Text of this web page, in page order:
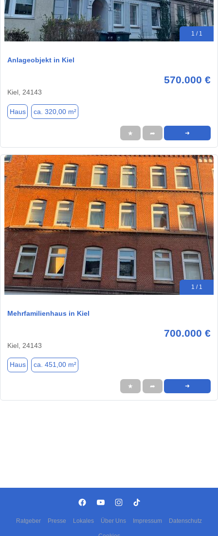
1 / 1
Anlageobjekt in Kiel
570.000 €
Kiel, 24143
Haus ca. 320,00 m²
★ ➦ ➜
1 / 1
Mehrfamilienhaus in Kiel
700.000 €
Kiel, 24143
Haus ca. 451,00 m²
★ ➦ ➜
Ratgeber Presse Lokales Über Uns Impressum Datenschutz